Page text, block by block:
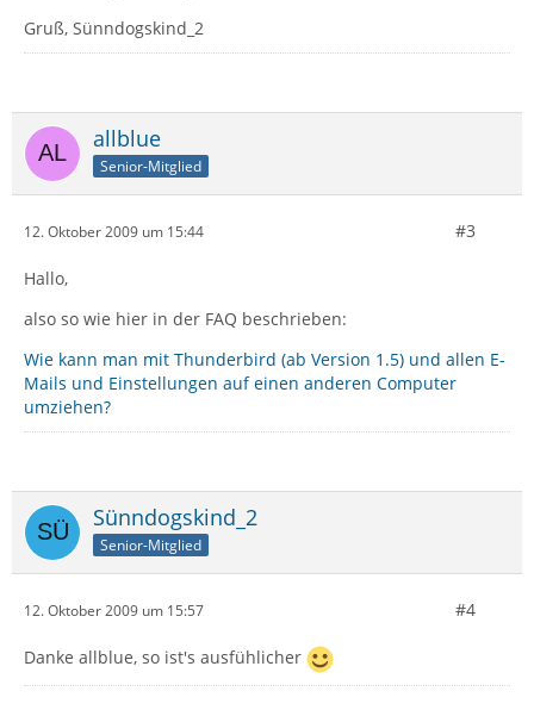
Gruß, Sünndogskind_2
allblue
Senior-Mitglied
12. Oktober 2009 um 15:44 #3
Hallo,
also so wie hier in der FAQ beschrieben:
Wie kann man mit Thunderbird (ab Version 1.5) und allen E-
Mails und Einstellungen auf einen anderen Computer
umziehen?
Sünndogskind_2
Senior-Mitglied
12. Oktober 2009 um 15:57 #4
Danke allblue, so ist's ausfühlicher